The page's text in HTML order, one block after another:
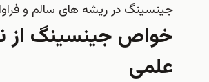
جینسینگ در ریشه های سالم و
خواص جینسینگ از
علمی